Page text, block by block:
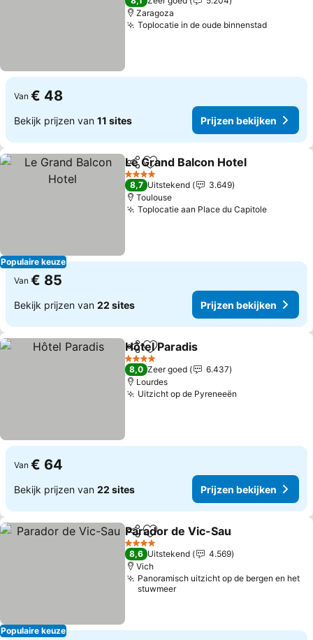
Zaragoza
Toplocatie in de oude binnenstad
Van € 48
Bekijk prijzen van 11 sites Prijzen bekijken
Populaire keuze
DelenToevoegen aan favorieten
Le Grand Balcon Hotel
4 Sterren
8,7 Uitstekend
3.649
Toulouse
Toplocatie aan Place du Capitole
Van € 85
Bekijk prijzen van 22 sites Prijzen bekijken
DelenToevoegen aan favorieten
Hôtel Paradis
4 Sterren
8,0 Zeer goed
6.437
Lourdes
Uitzicht op de Pyreneeën
Van € 64
Bekijk prijzen van 22 sites Prijzen bekijken
Populaire keuze
DelenToevoegen aan favorieten
Parador de Vic-Sau
4 Sterren
8,6 Uitstekend
4.569
Vich
Panoramisch uitzicht op de bergen en het
stuwmeer